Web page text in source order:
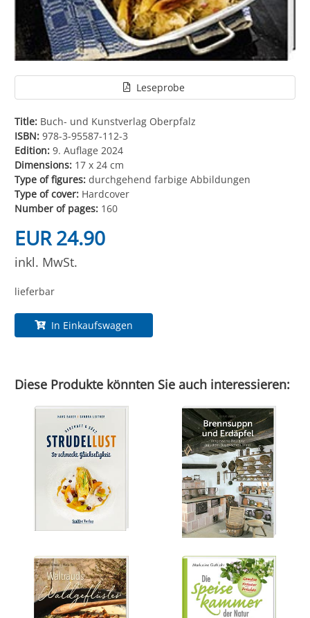
Leseprobe
Title: Buch- und Kunstverlag Oberpfalz
ISBN: 978-3-95587-112-3
Edition: 9. Auflage 2024
Dimensions: 17 x 24 cm
Type of figures: durchgehend farbige Abbildungen
Type of cover: Hardcover
Number of pages: 160
EUR 24.90
inkl. MwSt.
lieferbar
In Einkaufswagen
Diese Produkte könnten Sie auch interessieren: